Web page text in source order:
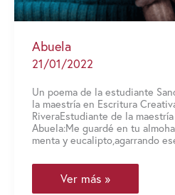
Abuela
21/01/2022
Un poema de la estudiante
la maestría en Escritura
RiveraEstudiante de la
Abuela:Me guardé en tu
menta y eucalipto,agarrando
Abuela
Ver más »